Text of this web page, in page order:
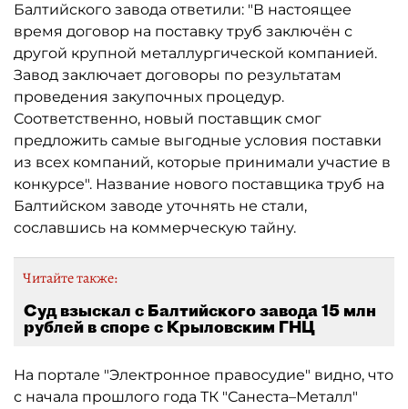
Балтийского завода ответили: "В настоящее
время договор на поставку труб заключён с
другой крупной металлургической компанией.
Завод заключает договоры по результатам
проведения закупочных процедур.
Соответственно, новый поставщик смог
предложить самые выгодные условия поставки
из всех компаний, которые принимали участие в
конкурсе". Название нового поставщика труб на
Балтийском заводе уточнять не стали,
сославшись на коммерческую тайну.
Читайте также:
Суд взыскал с Балтийского завода 15 млн
рублей в споре с Крыловским ГНЦ
На портале "Электронное правосудие" видно, что
с начала прошлого года ТК "Санеста–Металл"